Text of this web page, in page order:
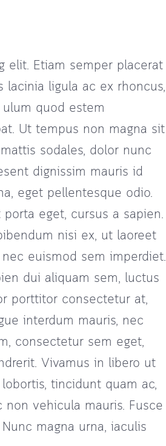
elit. Etiam semper placerat
ligula ac ex rhoncus,
quod estem
Ut tempus non magna sit
sodales, dolor nunc
dignissim mauris id
eget pellentesque odio.
eget, cursus a sapien.
nisi ex, ut laoreet
euismod sem imperdiet.
dui aliquam sem, luctus
porttitor consectetur at,
interdum mauris, nec
consectetur sem eget,
Vivamus in libero ut
tincidunt quam ac,
vehicula mauris. Fusce
magna urna, iaculis